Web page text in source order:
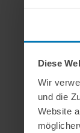
Diese
Wir
und die
Website